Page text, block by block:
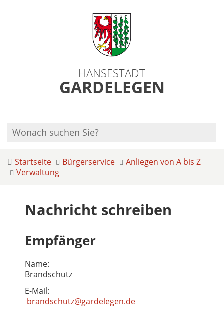
HANSESTADT
GARDELEGEN
Startseite Bürgerservice
Anliegen von A bis Z
Verwaltung
Nachricht schreiben
Empfänger
Name:
Brandschutz
E-Mail:
brandschutz@gardelegen.de